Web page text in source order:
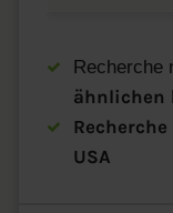
Recherche
ähnlichen
USA